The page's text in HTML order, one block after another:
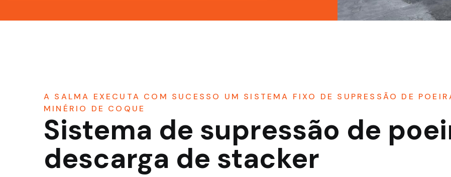
A SALMA EXECUTA COM SUCESSO UM SISTEMA FIXO DE SUPRESSÃO DE
MINÉRIO DE COQUE
Sistema de supressão de
descarga de stacker